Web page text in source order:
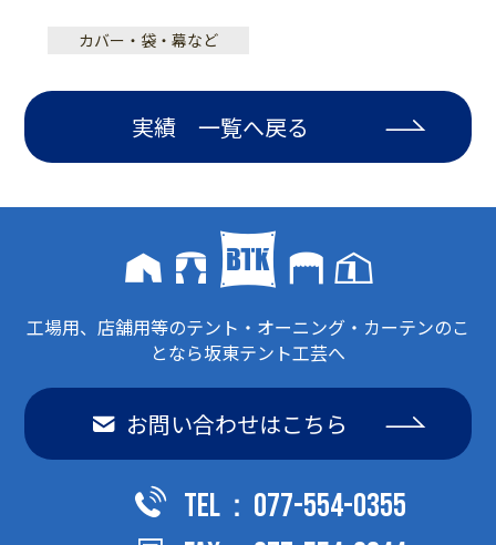
カバー・袋・幕など
実績 一覧へ戻る
工場用、店舗用等のテント・オーニング・カーテンのこ
となら坂東テント工芸へ
お問い合わせはこちら
TEL：077-554-0355